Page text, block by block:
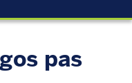
pas